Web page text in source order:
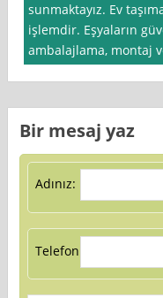
sunmaktayız. Ev
işlemdir. Eşyaların
ambalajlama, montaj
Bir mesaj yaz
Adınız:
Telefon: